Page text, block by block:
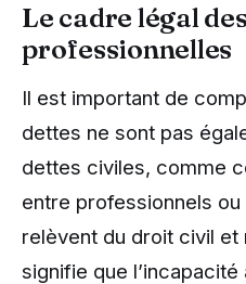
Le cadre légal
professionnelles
Il est important de
dettes ne sont pas
dettes civiles, comme
entre professionnels
relèvent du droit civil et
signifie que